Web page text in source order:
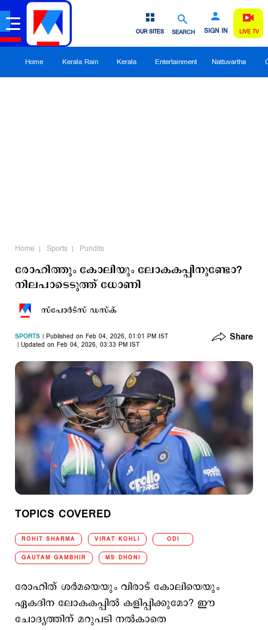
SEARCH SIGN IN
OUR SITES LIVE TV
Home Kerala Rain Kerala Entertainment Nattuvartha
Home Sports Pundits
രോഹിത്തും കോലിയും ലോകകപ്പിനുണ്ടോ?
നിലപാടെടുത്ത് ധോണി
സ്പോര്‍ട്സ് ഡസ്ക്
SPORTS
Published on Feb 04, 2026, 01:01 PM IST
Updated on Feb 04, 2026, 03:33 PM IST
Share
TOPICS COVERED
ROHIT SHARMA VIRAT KOHLI ODI
GAUTAM GAMBHIR MS DHONI
രോഹിത് ശര്‍മയെയും വിരാട് കോലിയെയും
ഏകദിന ലോകകപ്പില്‍ കളിപ്പിക്കുമോ? ഈ
ചോദ്യത്തിന് മറുപടി നല്‍കാതെ